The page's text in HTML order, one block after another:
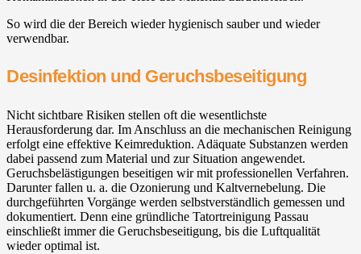
So wird die der Bereich wieder hygienisch sauber und wieder
verwendbar.
Desinfektion und Geruchsbeseitigung
Nicht sichtbare Risiken stellen oft die wesentlichste
Herausforderung dar. Im Anschluss an die mechanischen Reinigung
erfolgt eine effektive Keimreduktion. Adäquate Substanzen werden
dabei passend zum Material und zur Situation angewendet.
Geruchsbelästigungen beseitigen wir mit professionellen Verfahren.
Darunter fallen u. a. die Ozonierung und Kaltvernebelung. Die
durchgeführten Vorgänge werden selbstverständlich gemessen und
dokumentiert. Denn eine gründliche Tatortreinigung Passau
einschließt immer die Geruchsbeseitigung, bis die Luftqualität
wieder optimal ist.